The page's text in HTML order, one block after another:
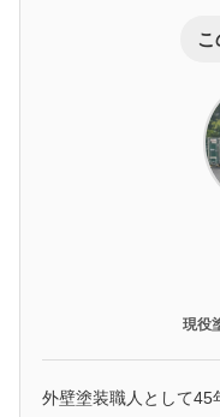
こ
現役
外壁塗装職人として45